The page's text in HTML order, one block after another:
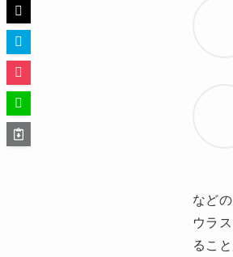
など
ウラ
るこ